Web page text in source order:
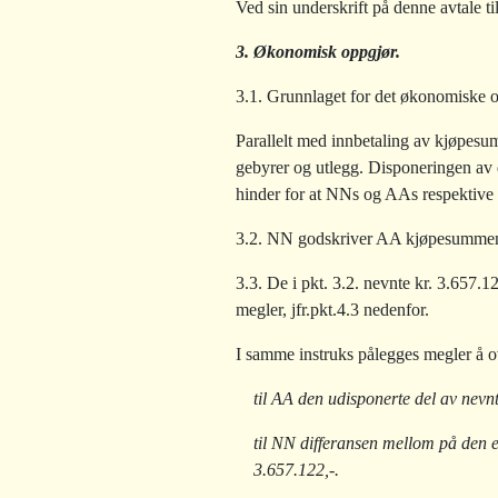
Ved sin underskrift på denne avtale
3. Økonomisk oppgjør.
3.1. Grunnlaget for det økonomiske
Parallelt med innbetaling av
gebyrer og utlegg. Disponeringen
hinder for at NNs og AAs
3.2. NN godskriver AA
3.3. De i pkt. 3.2. nevnte kr.
megler, jfr.pkt.4.3 nedenfor.
I samme instruks pålegges megler å
til AA den udisponerte del av
til NN differansen mellom på den
3.657.122,-.